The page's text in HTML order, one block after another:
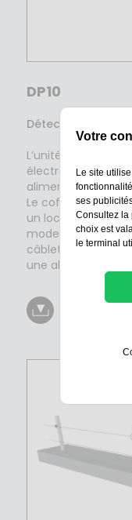
DP10
Détection Basse
L’unité de
électroniquement
alimente1 à 2
Le coffret, à
un local proche,
mode Détection.
câblettes et de
une alarme.
Votre
Le site
ses
Consultez la
choix est
le terminal